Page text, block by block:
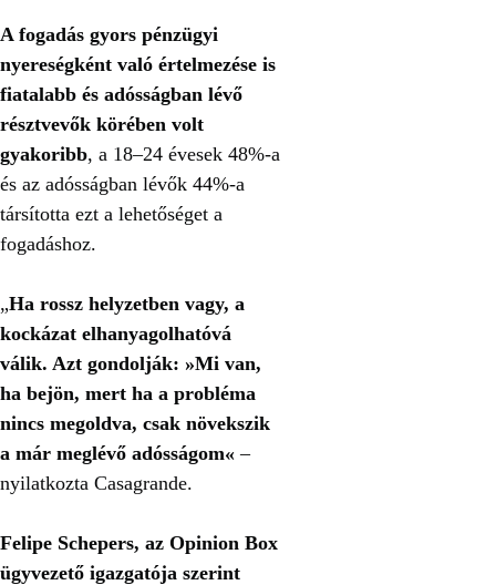
A fogadás gyors pénzügyi
nyereségként való értelmezése is
fiatalabb és adósságban lévő
résztvevők körében volt
gyakoribb, a 18–24 évesek 48%-a
és az adósságban lévők 44%-a
társította ezt a lehetőséget a
fogadáshoz.
„Ha rossz helyzetben vagy, a
kockázat elhanyagolhatóvá
válik. Azt gondolják: »Mi van,
ha bejön, mert ha a probléma
nincs megoldva, csak növekszik
a már meglévő adósságom« –
nyilatkozta Casagrande.
Felipe Schepers, az Opinion Box
ügyvezető igazgatója szerint